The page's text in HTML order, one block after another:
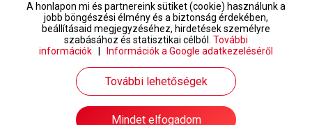
www.randivonal.hu © Copyright 1999-2026 Dating Central Europe Zrt.
A honlapon mi és partnereink sütiket (cookie) használunk a
jobb böngészési élmény és a biztonság érdekében,
beállításaid megjegyzéséhez, hirdetések személyre
szabásához és statisztikai célból. További
információk
Információk a Google adatkezeléséről
További lehetőségek
Mindet elfogadom